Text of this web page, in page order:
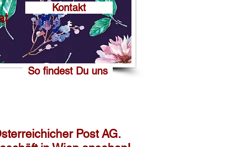
Kontakt
So findest Du uns
Post AG.